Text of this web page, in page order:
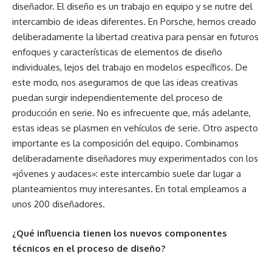
diseñador. El diseño es un trabajo en equipo y se nutre del
intercambio de ideas diferentes. En Porsche, hemos creado
deliberadamente la libertad creativa para pensar en futuros
enfoques y características de elementos de diseño
individuales, lejos del trabajo en modelos específicos. De
este modo, nos aseguramos de que las ideas creativas
puedan surgir independientemente del proceso de
producción en serie. No es infrecuente que, más adelante,
estas ideas se plasmen en vehículos de serie. Otro aspecto
importante es la composición del equipo. Combinamos
deliberadamente diseñadores muy experimentados con los
«jóvenes y audaces»: este intercambio suele dar lugar a
planteamientos muy interesantes. En total empleamos a
unos 200 diseñadores.
¿Qué influencia tienen los nuevos componentes
técnicos en el proceso de diseño?